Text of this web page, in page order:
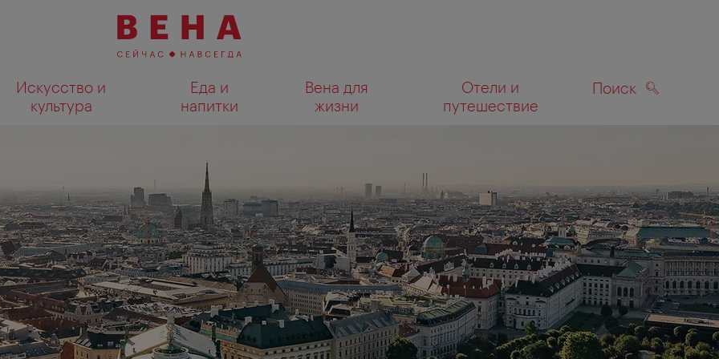
Искусство и
культура
Еда и
напитки
Вена для
жизни
Отели и
путешествие
Поиск